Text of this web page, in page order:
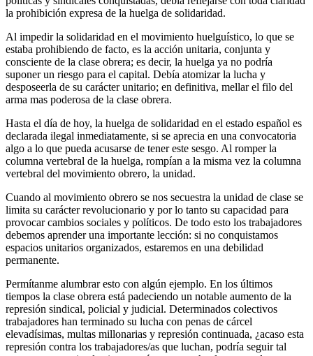
la prohibición expresa de la huelga de solidaridad.
Al impedir la solidaridad en el movimiento huelguístico, lo que se
estaba prohibiendo de facto, es la acción unitaria, conjunta y
consciente de la clase obrera; es decir, la huelga ya no podría
suponer un riesgo para el capital. Debía atomizar la lucha y
desposeerla de su carácter unitario; en definitiva, mellar el filo del
arma mas poderosa de la clase obrera.
Hasta el día de hoy, la huelga de solidaridad en el estado español es
declarada ilegal inmediatamente, si se aprecia en una convocatoria
algo a lo que pueda acusarse de tener este sesgo. Al romper la
columna vertebral de la huelga, rompían a la misma vez la columna
vertebral del movimiento obrero, la unidad.
Cuando al movimiento obrero se nos secuestra la unidad de clase se
limita su carácter revolucionario y por lo tanto su capacidad para
provocar cambios sociales y políticos. De todo esto los trabajadores
debemos aprender una importante lección: si no conquistamos
espacios unitarios organizados, estaremos en una debilidad
permanente.
Permítanme alumbrar esto con algún ejemplo. En los últimos
tiempos la clase obrera está padeciendo un notable aumento de la
represión sindical, policial y judicial. Determinados colectivos
trabajadores han terminado su lucha con penas de cárcel
elevadísimas, multas millonarias y represión continuada, ¿acaso esta
represión contra los trabajadores/as que luchan, podría seguir tal